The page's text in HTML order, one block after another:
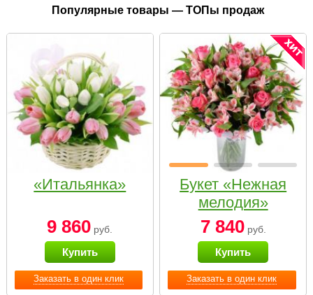
Популярные товары — ТОПы продаж
Заказать в один клик
«Итальянка»
9 860 руб.
Купить
Заказать в один клик
Букет «Нежная
мелодия»
7 840руб.
Купить